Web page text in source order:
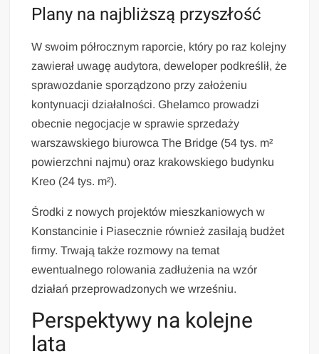
Plany na najbliższą przyszłość
W swoim półrocznym raporcie, który po raz kolejny
zawierał uwagę audytora, deweloper podkreślił, że
sprawozdanie sporządzono przy założeniu
kontynuacji działalności. Ghelamco prowadzi
obecnie negocjacje w sprawie sprzedaży
warszawskiego biurowca The Bridge (54 tys. m²
powierzchni najmu) oraz krakowskiego budynku
Kreo (24 tys. m²).
Środki z nowych projektów mieszkaniowych w
Konstancinie i Piasecznie również zasilają budżet
firmy. Trwają także rozmowy na temat
ewentualnego rolowania zadłużenia na wzór
działań przeprowadzonych we wrześniu.
Perspektywy na kolejne
lata